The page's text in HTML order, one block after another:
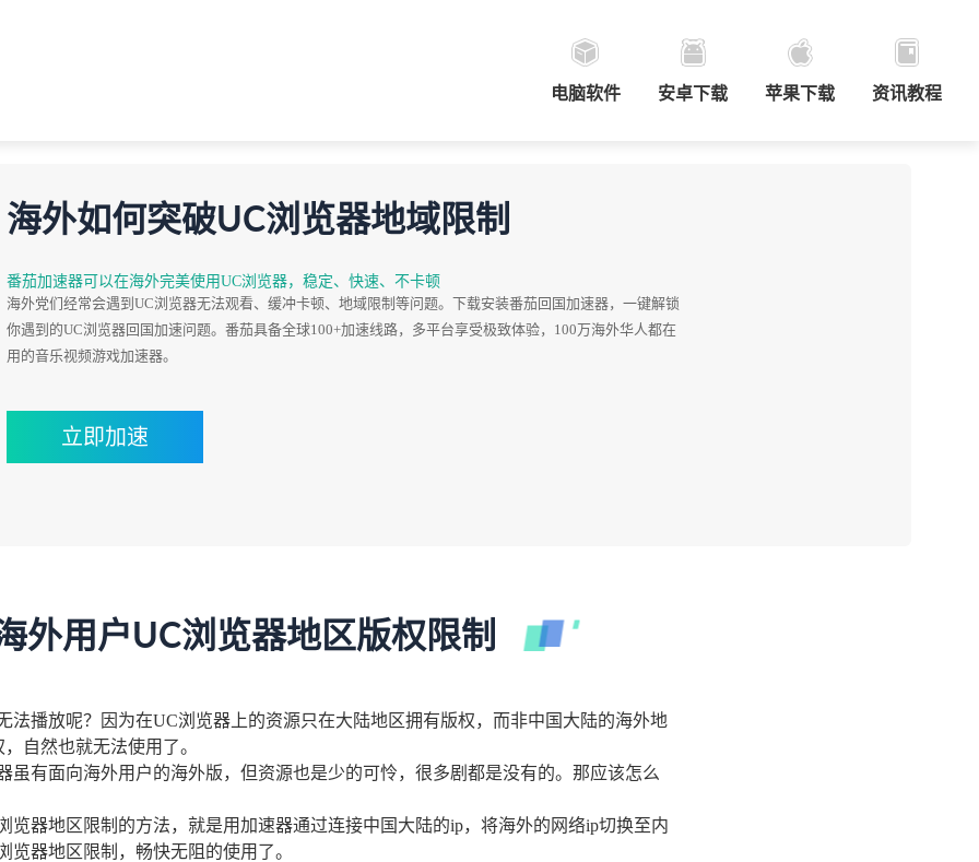
电脑软件 安卓下载 苹果下载 资讯教程
海外如何突破UC浏览器地域限制
番茄加速器可以在海外完美使用UC浏览器，稳定、快速、不卡顿
海外党们经常会遇到UC浏览器无法观看、缓冲卡顿、地域限制等问题。下载安装番茄回国加速器，一键解锁
你遇到的UC浏览器回国加速问题。番茄具备全球100+加速线路，多平台享受极致体验，100万海外华人都在
用的音乐视频游戏加速器。
立即加速
外用户UC浏览器地区版权限制
法播放呢？因为在UC浏览器上的资源只在大陆地区拥有版权，而非中国大陆的海外地
自然也就无法使用了。
虽有面向海外用户的海外版，但资源也是少的可怜，很多剧都是没有的。那应该怎么
览器地区限制的方法，就是用加速器通过连接中国大陆的ip，将海外的网络ip切换至内
览器地区限制，畅快无阻的使用了。